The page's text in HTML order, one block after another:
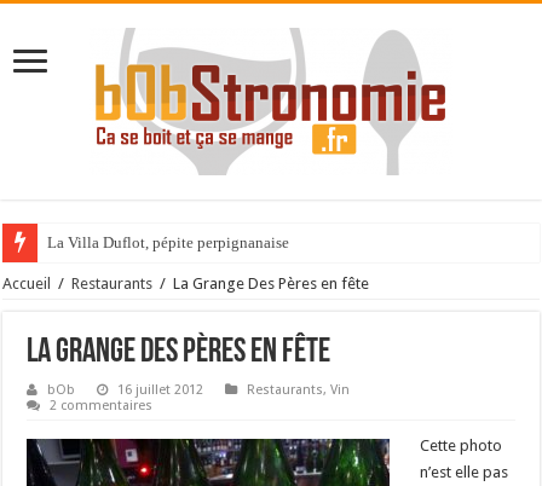
La Villa Duflot, pépite perpignanaise
Accueil / Restaurants / La Grange Des Pères en fête
La Grange Des Pères en fête
bOb 16 juillet 2012 Restaurants,Vin
2 commentaires
Cette photo
n’est elle pas